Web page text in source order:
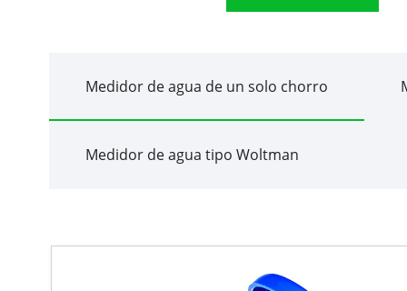
Medidor de agua de un solo chorro
Medidor de agua tipo Woltman